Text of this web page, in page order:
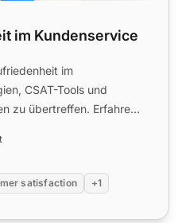
im Kundenservice
im
CSAT-Tools und
zu übertreffen. Erfahren
satisfaction +1